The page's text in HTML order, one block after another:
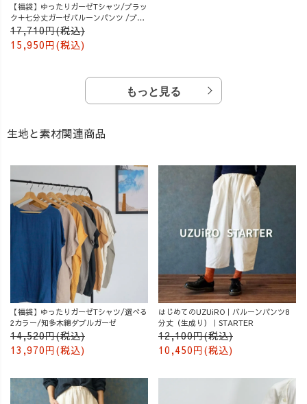
【福袋】ゆったりガーゼTシャツ/ブラッ
ク＋七分丈ガーゼバルーンパンツ /ブル
ー
17,710円(税込)
15,950円(税込)
もっと見る
生地と素材関連商品
【福袋】ゆったりガーゼTシャツ/選べる
2カラー/知多木綿ダブルガーゼ
14,520円(税込)
13,970円(税込)
はじめてのUZUiRO｜バルーンパンツ8
分丈（生成り）｜STARTER
12,100円(税込)
10,450円(税込)